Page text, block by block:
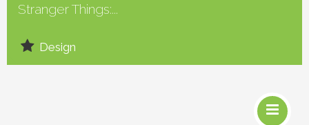
Stranger Things:...
Design